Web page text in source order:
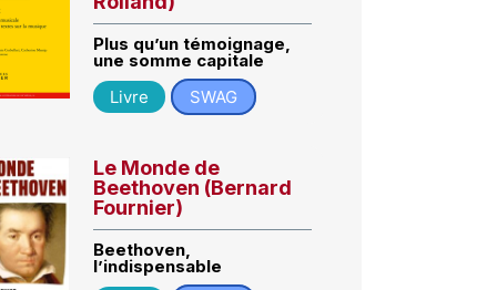
Plus qu’un témoignage,
une somme capitale
Livre
SWAG
Le Monde de
Beethoven (Bernard
Fournier)
Beethoven,
l’indispensable